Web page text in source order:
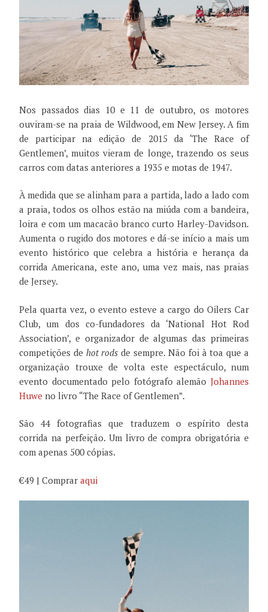
Nos passados dias 10 e 11 de outubro, os motores
ouviram-se na praia de Wildwood, em New Jersey. A fim
de participar na edição de 2015 da ‘The Race of
Gentlemen’, muitos vieram de longe, trazendo os seus
carros com datas anteriores a 1935 e motas de 1947.
À medida que se alinham para a partida, lado a lado com
a praia, todos os olhos estão na miúda com a bandeira,
loira e com um macacão branco curto Harley-Davidson.
Aumenta o rugido dos motores e dá-se início a mais um
evento histórico que celebra a história e herança da
corrida Americana, este ano, uma vez mais, nas praias
de Jersey.
Pela quarta vez, o evento esteve a cargo do Oilers Car
Club, um dos co-fundadores da ‘National Hot Rod
Association’, e organizador de algumas das primeiras
competições de hot rods de sempre. Não foi à toa que a
organização trouxe de volta este espectáculo, num
evento documentado pelo fotógrafo alemão Johannes
Huwe no livro “The Race of Gentlemen”.
São 44 fotografias que traduzem o espírito desta
corrida na perfeição. Um livro de compra obrigatória e
com apenas 500 cópias.
€49 | Comprar aqui